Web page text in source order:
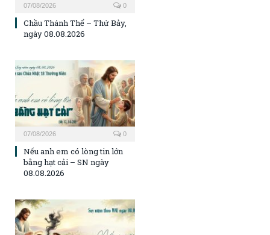
07/08/2026 0
Chầu Thánh Thể – Thứ Bảy,
ngày 08.08.2026
07/08/2026 0
Nếu anh em có lòng tin lớn
bằng hạt cải – SN ngày
08.08.2026